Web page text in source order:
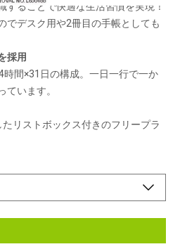
することで快適な生活習慣を実現！
でデスク用や2冊目の手帳としても
採用
時間×31日の構成。一日一行で一か
ています。
リストボックス付きのフリープラ